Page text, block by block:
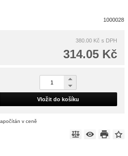
1000028
380.00 Kč s DPH
314.05 Kč
Vložit do košíku
v ceně